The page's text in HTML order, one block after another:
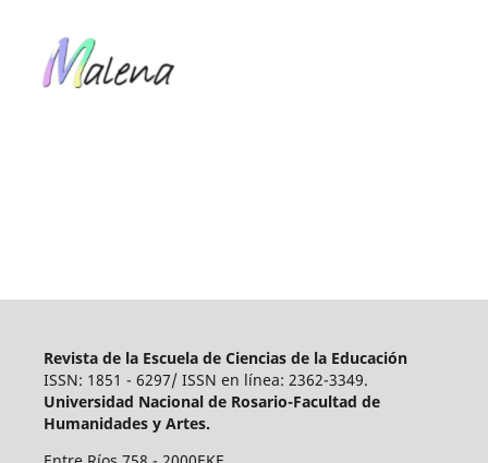
Revista de la Escuela de Ciencias de la Educación
ISSN: 1851 - 6297/ ISSN en línea: 2362-3349.
Universidad Nacional de Rosario-Facultad de
Humanidades y Artes.